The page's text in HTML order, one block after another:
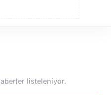
listeleniyor.